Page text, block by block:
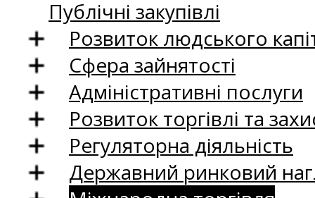
Публічні закупівлі
Розвиток людського
Сфера зайнятості
Адміністративні послуги
Розвиток торгівлі та
Регуляторна діяльність
Державний ринковий